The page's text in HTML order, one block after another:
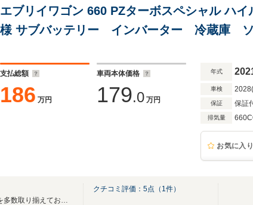
エブリイワゴン 660 PZターボスペシャル ハ
様 サブバッテリー インバーター 冷蔵庫
支払総額
186 万円
車両本体価格
179.0 万円
年式
車検
保証 保証
排気量
お気に入
■厳選した高品質、低価格のお車を多数取り揃えております！高価買取下取り強化中！
クチコミ評価： 5点（ 1件）